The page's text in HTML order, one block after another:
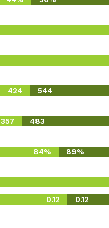
424 544
357 483
84% 89%
0.12
0.12